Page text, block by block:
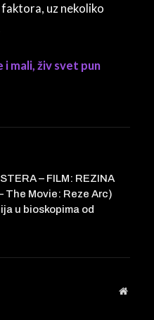
uz nekoliko
i mali, živ svet pun
– FILM: REZINA
The Movie: Reze Arc)
u bioskopima od
Website